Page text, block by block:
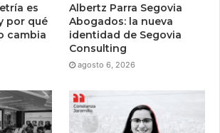
es
por qué
cambia
Albertz Parra Segovia
Abogados: la nueva
identidad de Segovia
Consulting
agosto 6, 2026